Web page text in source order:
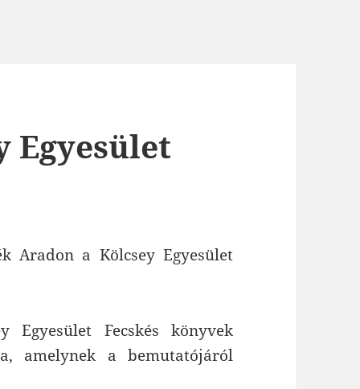
Egyesület
Aradon a Kölcsey Egyesület
Fecskés könyvek
amelynek a bemutatójáról